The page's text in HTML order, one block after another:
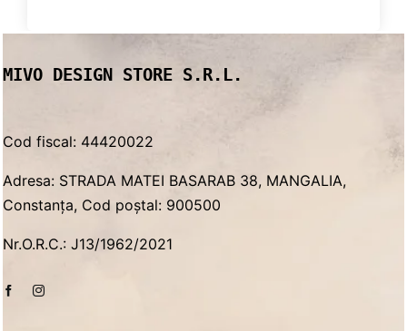
MIVO DESIGN STORE S.R.L.
Cod fiscal: 44420022
Adresa: STRADA MATEI BASARAB 38, MANGALIA,
Constanța, Cod poștal: 900500
Nr.O.R.C.: J13/1962/2021